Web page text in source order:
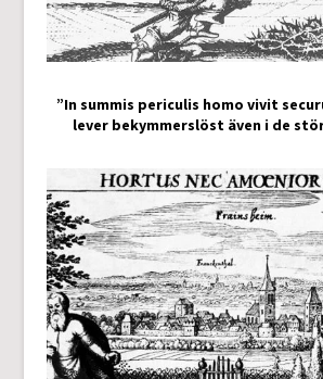
”In summis periculis homo vivit
lever bekymmerslöst även i de